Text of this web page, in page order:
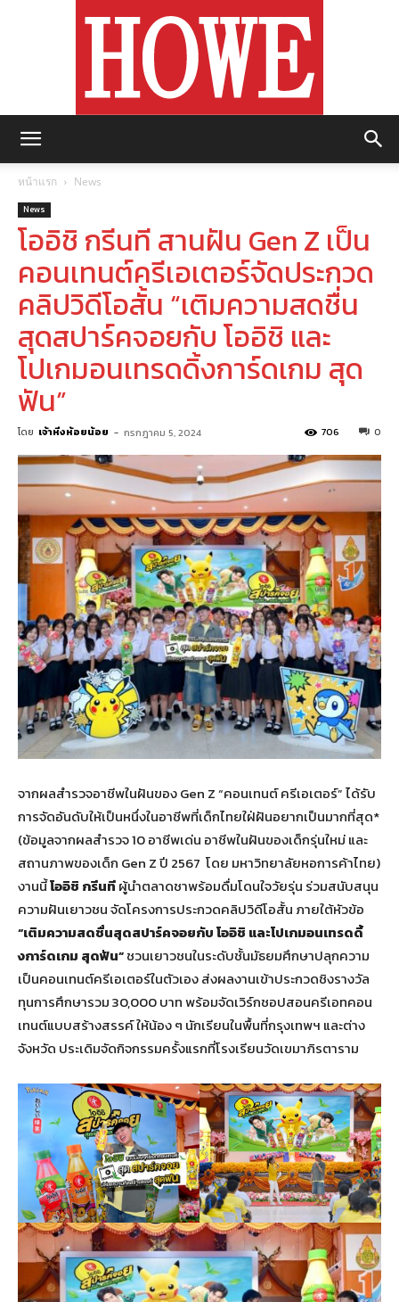
หน้าแรก News
News
โออิชิ กรีนที สานฝัน Gen Z เป็น
คอนเทนต์ครีเอเตอร์จัดประกวด
คลิปวิดีโอสั้น “เติมความสดชื่น
สุดสปาร์คจอยกับ โออิชิ และ
โปเกมอนเทรดดิ้งการ์ดเกม สุด
ฟัน”
โดย เจ้าหิ่งห้อยน้อย - กรกฎาคม 5, 2024 0
706
จากผลสำรวจอาชีพในฝันของ Gen Z “คอนเทนต์ ครีเอเตอร์” ได้รับ
การจัดอันดับให้เป็นหนึ่งในอาชีพที่เด็กไทยใฝ่ฝันอยากเป็นมากที่สุด*
(ข้อมูลจากผลสำรวจ 10 อาชีพเด่น อาชีพในฝันของเด็กรุ่นใหม่ และ
สถานภาพของเด็ก Gen Z ปี 2567 โดย มหาวิทยาลัยหอการค้าไทย)
งานนี้โออิชิ กรีนทีผู้นำตลาดชาพร้อมดื่มโดนใจวัยรุ่น ร่วมสนับสนุน
ความฝันเยาวชน จัดโครงการประกวดคลิปวิดีโอสั้น ภายใต้หัวข้อ
“เติมความสดชื่นสุดสปาร์คจอยกับ โออิชิ และโปเกมอนเทรดดิ้
งการ์ดเกม สุดฟัน”ชวนเยาวชนในระดับชั้นมัธยมศึกษาปลุกความ
เป็นคอนเทนต์ครีเอเตอร์ในตัวเอง ส่งผลงานเข้าประกวดชิงรางวัล
ทุนการศึกษารวม 30,000 บาท พร้อมจัดเวิร์กชอปสอนครีเอทคอน
เทนต์แบบสร้างสรรค์ ให้น้อง ๆ นักเรียนในพื้นที่กรุงเทพฯ และต่าง
จังหวัด ประเดิมจัดกิจกรรมครั้งแรกที่โรงเรียนวัดเขมาภิรตาราม